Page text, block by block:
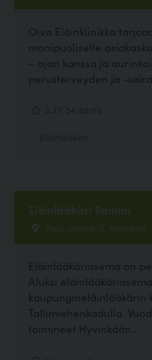
Oiva Eläinklinikka
monipuoliselle
– ajan kanssa ja
perusterveyden ja -
Eläinlääkäri Sanum
Palo-ojantie 12, Hyvinkää
Eläinlääkäriasema on
Aluksi
kaupungineläinlääkärin
Tallimiehenkadulla.
toimineet Hyvinkään...